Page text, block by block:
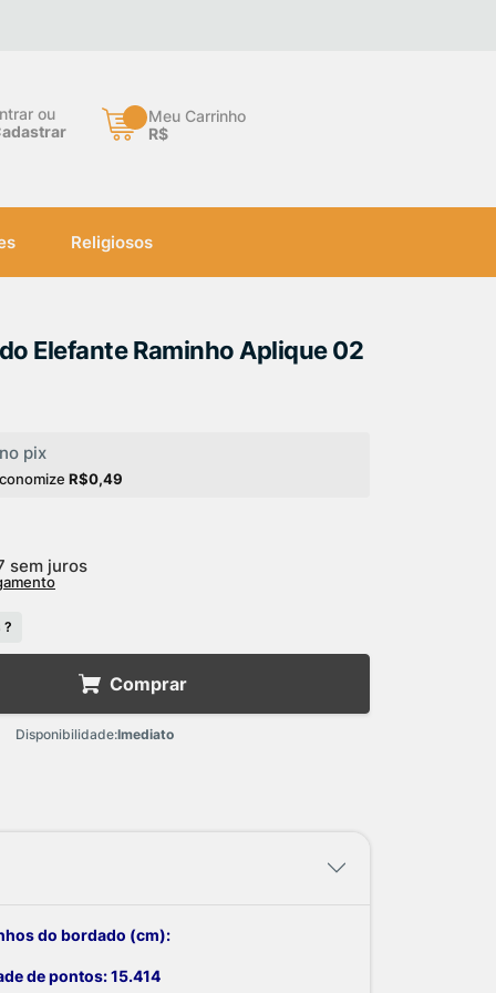
ou
Meu Carrinho
R$
Religiosos
Elefante Raminho Aplique 02
no pix
R$0,49
sem juros
?
Comprar
Disponibilidade:Imediato
do bordado (cm):
de pontos: 15.414